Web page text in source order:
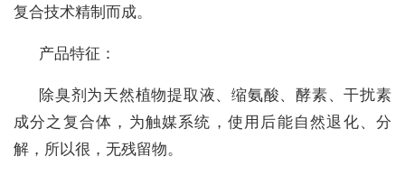
复合技术精制而成。
产品特征：
除臭剂为天然植物提取液、缩氨酸、酵素、干扰素
成分之复合体，为触媒系统，使用后能自然退化、分
解，所以很，无残留物。